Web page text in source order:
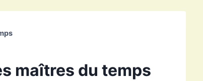
maîtres du temps